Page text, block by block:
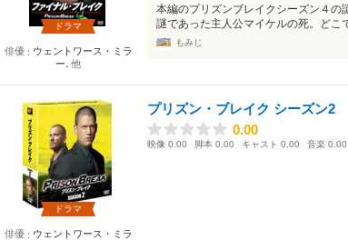
ドラマ
俳優
ウェントワース・ミラ
ー､他
本編のプリズンブレイクシーズン４の
謎であった主人公マイケルの死。どこ
もみじ
ドラマ
俳優
ウェントワース・ミラ
プリズン・ブレイク シーズン2
0.00
0.00
映像 0.00 脚本 0.00 キャスト 0.00 音楽 0.00